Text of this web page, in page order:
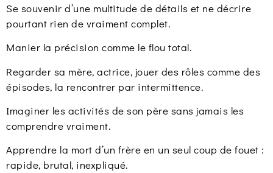
Se souvenir d’une multitude de détails et ne décrire
pourtant rien de vraiment complet.
Manier la précision comme le flou total.
Regarder sa mère, actrice, jouer des rôles comme des
épisodes, la rencontrer par intermittence.
Imaginer les activités de son père sans jamais les
comprendre vraiment.
Apprendre la mort d’un frère en un seul coup de fouet :
rapide, brutal, inexpliqué.